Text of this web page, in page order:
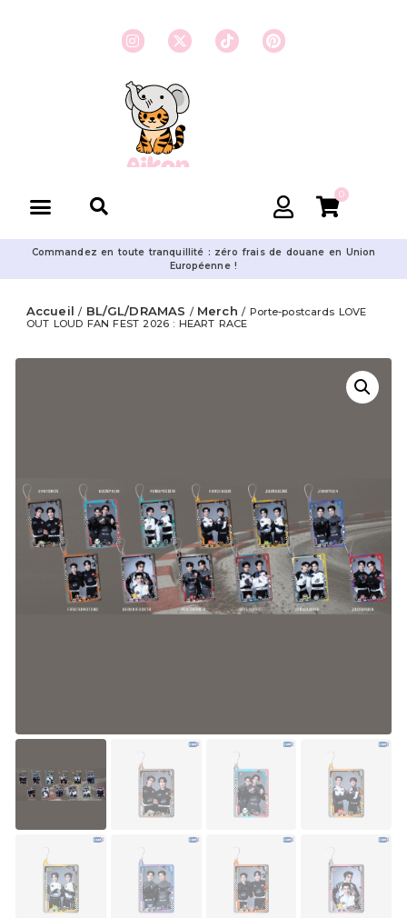
0
Commandez en toute tranquillité : zéro frais de douane en Union
Européenne !
Accueil / BL/GL/DRAMAS / Merch / Porte-postcards LOVE
OUT LOUD FAN FEST 2026 : HEART RACE